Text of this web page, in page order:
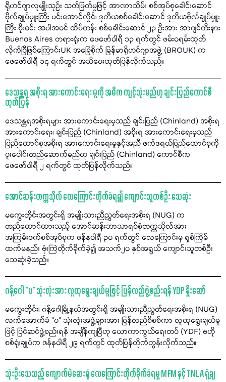
ရိုဟင်ဂျာလူမျိုးသုဉ်း သတ်ဖြတ်မှုဖြင့် အာဏာသိမ်း စစ်အုပ်စုခေါင်းဆောင်
ဗိုလ်ချုပ်မှူးကြီး မင်းအောင်လှိုင်၊ ဒုတိယစစ်ခေါင်းဆောင် ဒုတိယဗိုလ်ချုပ်မှူး
ကြီး စိုးဝင်း အပါအဝင် ထိပ်တန်း စစ်ခေါင်းဆောင် ၂၃ ဦးအား အာဂျင်တီးနား
Buenos Aires တရားရုံးက ဖေဖော်ဝါရီ ၁၃ ရက်တွင် ဖမ်းဝရမ်းထုတ်
လိုက်ပြီဖြစ်ကြောင်းUK အခြေစိုက် မြန်မာရိုဟင်ဂျာအဖွဲ့ (BROUK) က
ဖေဖော်ဝါရီ ၁၄ ရက်တွင် အသိပေးထုတ်ပြန်လိုက်သည်။
ဒေသန္တရ အစိုးရ အားကောင်းရေး မူကို အဓိက ကျင့်သုံးမည်ဟု ချင်းပြည်ကောင်စီ
ထုတ်ပြန်
ဒေသန္တရအစိုးရများ အားကောင်းရေးမှသည် ချင်းပြည် (Chinland) အစိုးရ
အားကောင်းရေး၊ ချင်းပြည် (Chinland) အစိုးရ အားကောင်းရေးမှသည်
ပြည်ထောင်စုအစိုးရ အားကောင်းရေးမူနှင့်အညီ ဖက်ဒရယ်ပြည်ထောင်စုကို
ပူးပေါင်းတည်ဆောက်မည်ဟု ချင်းပြည် (Chinland) ကောင်စီက
ဖေဖော်ဝါရီ ၂ ရက်တွင် ထုတ်ပြန်လိုက်သည်။
အောင်ဆန်းတက္ကသိုလ် လေကြောင်းတိုက်ခံရ၍ ကျောင်းသူတစ်ဦး သေဆုံး
မကွေးတိုင်းအတွင်းရှိ အမျိုးသားညီညွတ်ရေးအစိုးရ (NUG) က
တည်ထောင်ထားသည့် အောင်ဆန်းဘာသာရပ်စုံတက္ကသိုလ်အား
အကြမ်းဖက်စစ်အုပ်စုက ဇန်နဝါရီ ၃၀ ရက်တွင် လေကြောင်းမှ ရှစ်ကြိမ်
ထက်မနည်း ဗုံးကြဲတိုက်ခိုက်ခဲ့၍ အသက်၂၀ နှစ်အရွယ် ကျောင်းသူတစ်ဦး
သေဆုံးခဲ့သည်။
ဂန့်ဂေါ “ပ" သုံးလုံးအား လူထုရွေးချယ်မှုဖြင့် ပြန်လည်ဖွဲ့စည်းရန် YDP နှိုးဆော်
မကွေးတိုင်း၊ ဂန့်ဂေါမြို့နယ်အတွင်းရှိ အမျိုးသားညီညွတ်ရေးအစိုးရ (NUG)
လက်အောက်ခံ "ပ" သုံးလုံးအဖွဲ့များအား ပြန်လည်စိစစ်ကာ လူထုရွေးချယ်မှု
ဖြင့် ပြင်ဆင်ဖွဲ့စည်းရန် အချိန်ကျပြီဟု ယောကာကွယ်ရေးတပ် (YDF) ဗဟို
စစ်ရုံးချုပ်က ဇန်နဝါရီ ၂၉ ရက်တွင် ထုတ်ပြန်တိုက်တွန်းလိုက်သည်။
သုံးဦးသေသည့် ကျောက်မဲဆေးရုံ လေကြောင်းတိုက်ခိုက်ခံရမှု MFM နှင့် TNLA ရှုံ့ချ